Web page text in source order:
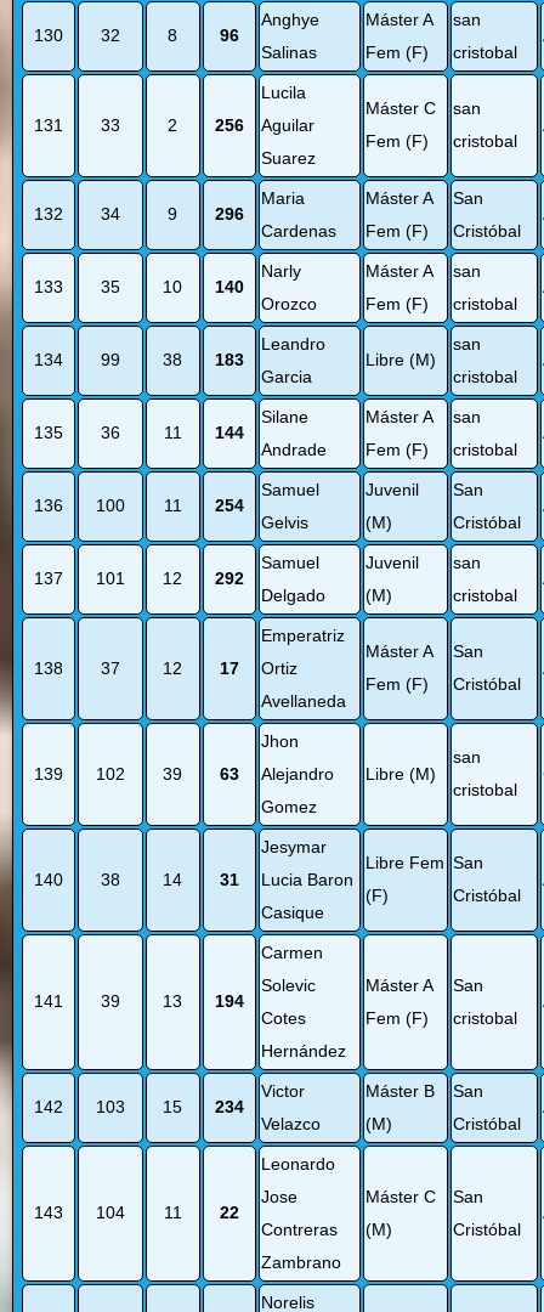
130 32 8 96
Anghye
Salinas
Máster A
Fem (F)
san
cristobal
131 33 2 256
Lucila
Aguilar
Suarez
Máster C
Fem (F)
san
cristobal
132 34 9 296
Maria
Cardenas
Máster A
Fem (F)
San
Cristóbal
133 35 10 140
Narly
Orozco
Máster A
Fem (F)
san
cristobal
134 99 38 183
Leandro
Garcia
Libre (M)
san
cristobal
135 36 11 144
Silane
Andrade
Máster A
Fem (F)
san
cristobal
136 100 11 254
Samuel
Gelvis
Juvenil
(M)
San
Cristóbal
137 101 12 292
Samuel
Delgado
Juvenil
(M)
san
cristobal
138 37 12 17
Emperatriz
Ortiz
Avellaneda
Máster A
Fem (F)
San
Cristóbal
139 102 39 63
Jhon
Alejandro
Gomez
Libre (M)
san
cristobal
140 38 14 31
Jesymar
Lucia Baron
Casique
Libre Fem
(F)
San
Cristóbal
141 39 13 194
Carmen
Solevic
Cotes
Hernández
Máster A
Fem (F)
San
cristobal
142 103 15 234
Victor
Velazco
Máster B
(M)
San
Cristóbal
143 104 11 22
Leonardo
Jose
Contreras
Zambrano
Máster C
(M)
San
Cristóbal
Norelis